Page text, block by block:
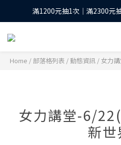
下單抽10股台積
全館滿1200元再
下單抽10股台積
Home / 部落格列表 /動態資訊 / 女力
女力講堂-6/
新世